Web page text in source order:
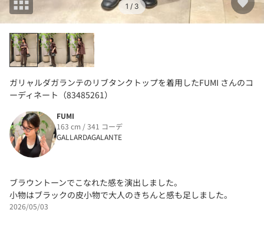
1 / 3
ガリャルダガランテのリブタンクトップを着用したFUMI さんのコ
ーディネート（83485261）
FUMI
163 cm / 341 コーデ
GALLARDAGALANTE
ブラウントーンでこなれた感を演出しました。
小物はブラックの皮小物で大人のきちんと感も足しました。
2026/05/03